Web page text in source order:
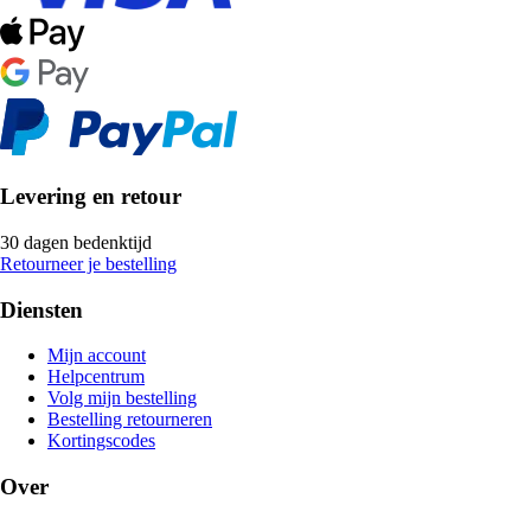
Levering en retour
30 dagen bedenktijd
Retourneer je bestelling
Diensten
Mijn account
Helpcentrum
Volg mijn bestelling
Bestelling retourneren
Kortingscodes
Over